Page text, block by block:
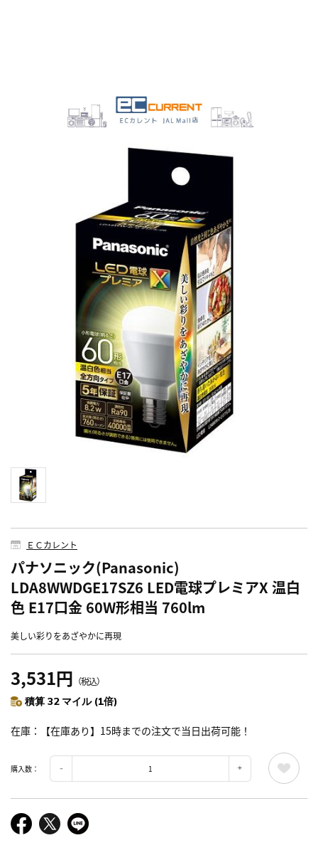
ＥＣカレント
パナソニック(Panasonic)
LDA8WWDGE17SZ6 LED電球プレミアX 温白
色 E17口金 60W形相当 760lm
美しい彩りをあざやかに再現
3,531円 （税込）
積算 32 マイル (1倍)
在庫 【在庫あり】15時までの注文で当日出荷可能！
購入数：